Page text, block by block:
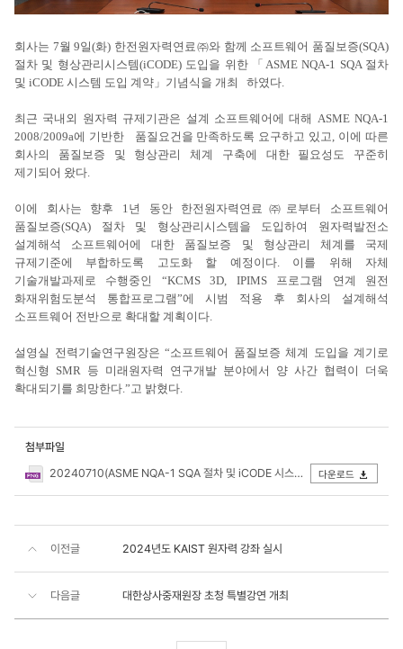
회사는 7월 9일(화) 한전원자력연료㈜와 함께 소프트웨어 품질보증(SQA)
절차 및 형상관리시스템(iCODE) 도입을 위한 「ASME NQA-1 SQA 절차
및 iCODE 시스템 도입 계약」기념식을 개최 하였다.
최근 국내외 원자력 규제기관은 설계 소프트웨어에 대해 ASME NQA-1
2008/2009a에 기반한 품질요건을 만족하도록 요구하고 있고, 이에 따른
회사의 품질보증 및 형상관리 체계 구축에 대한 필요성도 꾸준히
제기되어 왔다.
이에 회사는 향후 1년 동안 한전원자력연료㈜로부터 소프트웨어
품질보증(SQA) 절차 및 형상관리시스템을 도입하여 원자력발전소
설계해석 소프트웨어에 대한 품질보증 및 형상관리 체계를 국제
규제기준에 부합하도록 고도화 할 예정이다. 이를 위해 자체
기술개발과제로 수행중인 “KCMS 3D, IPIMS 프로그램 연계 원전
화재위험도분석 통합프로그램”에 시범 적용 후 회사의 설계해석
소프트웨어 전반으로 확대할 계획이다.
설영실 전력기술연구원장은 “소프트웨어 품질보증 체계 도입을 계기로
혁신형 SMR 등 미래원자력 연구개발 분야에서 양 사간 협력이 더욱
확대되기를 희망한다.”고 밝혔다.
첨부파일
20240710(ASME NQA-1 SQA 절차 및 iCODE 시스템 도입 계약체결).png
다운로드
이전글 2024년도 KAIST 원자력 강좌 실시
다음글 대한상사중재원장 초청 특별강연 개최